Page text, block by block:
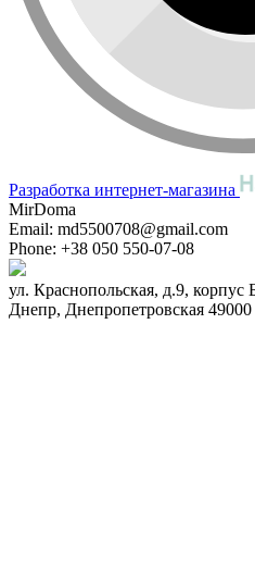
Разработка интернет-магазина
MirDoma
Email: md5500708@gmail.com
Phone: +38 050 550-07-08
ул. Краснопольская, д.9, корпус
Днепр, Днепропетровская 49000